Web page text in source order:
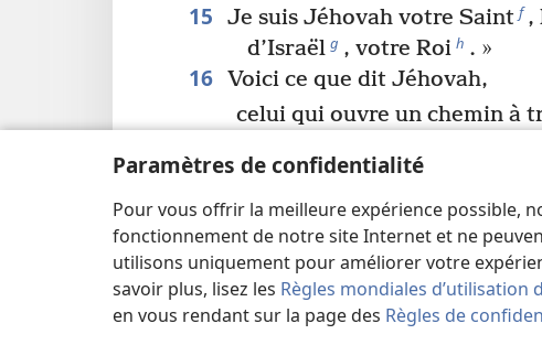
Paramètres de confidentialité
Pour vous offrir la meilleure expérience possible,
fonctionnement de notre site Internet et ne
utilisons uniquement pour améliorer votre
savoir plus, lisez les Règles mondiales
en vous rendant sur la page des Règles de
15 Je suis Jéhovah votre Saint f ,
d’Israël g , votre Roi h . »
16 Voici ce que dit Jéhovah,
celui qui ouvre un chemin à
et un sentier à travers les
17
l’armée avec ses puissants
« Ils se coucheront et ne se
Ils s’éteindront, soufflés
d’une mèche. »